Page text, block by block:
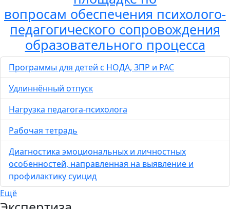
вопросам обеспечения психолого-
педагогического сопровождения
образовательного процесса
Программы для детей с НОДА, ЗПР и РАС
Удлиннённый отпуск
Нагрузка педагога-психолога
Рабочая тетрадь
Диагностика эмоциональных и личностных
особенностей, направленная на выявление и
профилактику суицид
Ещё